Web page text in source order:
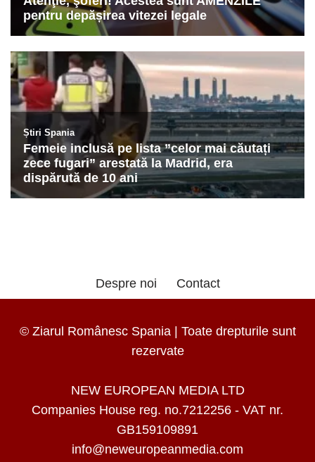
Despre noi Contact
© Ziarul Românesc Spania | Toate drepturile sunt
rezervate
NEW EUROPEAN MEDIA LTD
Companies House reg. no.7212256 - VAT nr.
GB159109891
info@neweuropeanmedia.com